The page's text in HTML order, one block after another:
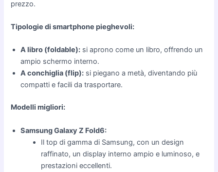
prezzo.
Tipologie di smartphone pieghevoli:
A libro (foldable): si aprono come un libro, offrendo un
ampio schermo interno.
A conchiglia (flip): si piegano a metà, diventando più
compatti e facili da trasportare.
Modelli migliori:
Samsung Galaxy Z Fold6:
Il top di gamma di Samsung, con un design
raffinato, un display interno ampio e luminoso, e
prestazioni eccellenti.